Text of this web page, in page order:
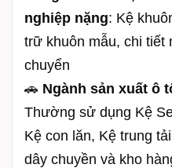
nghiệp nặng: Kệ
trữ khuôn mẫu, chi tiết
chuyển
🚗 Ngành sản xuất ô
Thường sử dụng Kệ
Kệ con lăn, Kệ trung
dây chuyền và kho